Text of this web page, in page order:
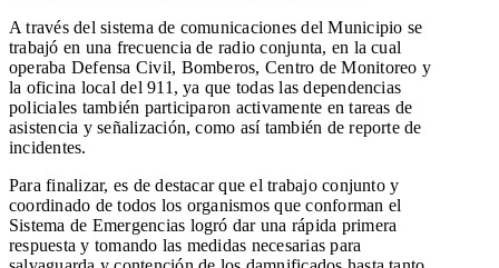
A través del sistema de comunicaciones del Municipio se
trabajó en una frecuencia de radio conjunta, en la cual
operaba Defensa Civil, Bomberos, Centro de Monitoreo y
la oficina local del 911, ya que todas las dependencias
policiales también participaron activamente en tareas de
asistencia y señalización, como así también de reporte de
incidentes.
Para finalizar, es de destacar que el trabajo conjunto y
coordinado de todos los organismos que conforman el
Sistema de Emergencias logró dar una rápida primera
respuesta y tomando las medidas necesarias para